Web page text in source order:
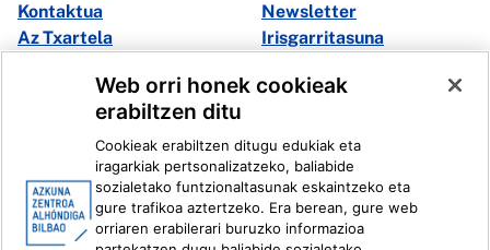
Kontaktua
Newsletter
Az Txartela
Irisgarritasuna
Instagram
Youtube
Linkedin
Ivoox
Lege informazioa Barneko Informazio Sistema
Web orri honek cookieak
erabiltzen ditu
Cookieak erabiltzen ditugu edukiak eta
iragarkiak pertsonalizatzeko, baliabide
sozialetako funtzionaltasunak eskaintzeko eta
gure trafikoa aztertzeko. Era berean, gure web
orriaren erabilerari buruzko informazioa